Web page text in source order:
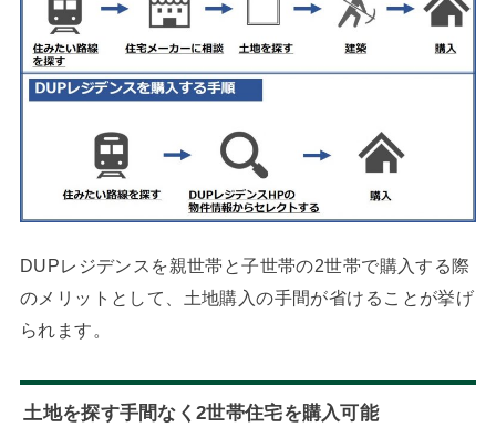
DUPレジデンスを親世帯と子世帯の2世帯で購入する際
のメリットとして、土地購入の手間が省けることが挙げ
られます。
土地を探す手間なく2世帯住宅を購入可能